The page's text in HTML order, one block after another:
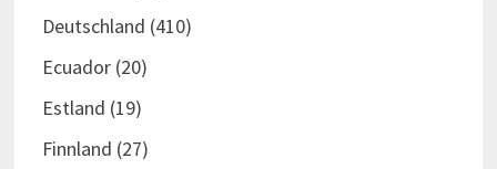
Deutschland (410)
Ecuador(20)
Estland (19)
Finnland (27)